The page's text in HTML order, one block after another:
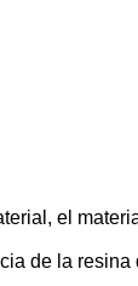
el
de la resina